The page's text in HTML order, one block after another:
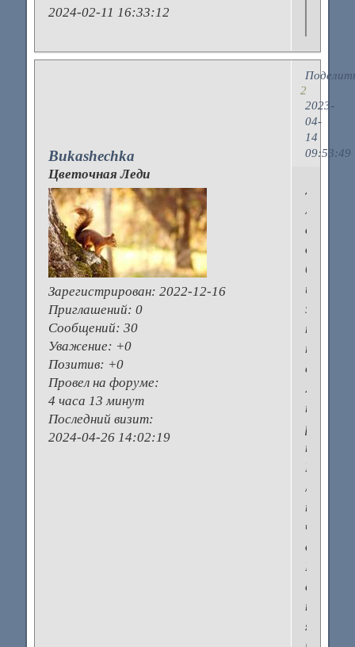
2024-02-11 16:33:12
2
2023-
04-
14
09:53:49
Bukashechka
Цветочная Леди
Зарегистрирован: 2022-12-16
Приглашений: 0
Сообщений: 30
Уважение: +0
Позитив: +0
Провел на форуме:
4 часа 13 минут
Последний визит:
2024-04-26 14:02:19
Да,
мужу
ставили
даже
из-
за
плохих
Я
так
тогда.
лечение,
при
чем
Но
путем
я